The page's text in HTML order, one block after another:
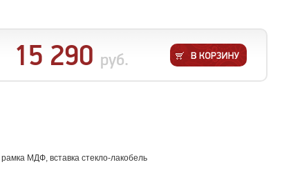
15 290 руб.
рамка МДФ, вставка стекло-лакобель